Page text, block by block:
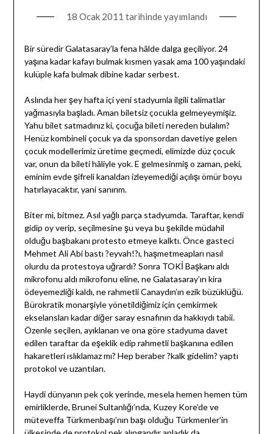
18 Ocak 2011 tarihinde yayımlandı
Bir süredir Galatasaray’la fena hâlde dalga geçiliyor. 24
yaşına kadar kafayı bulmak kısmen yasak ama 100 yaşındaki
kulüple kafa bulmak dibine kadar serbest.
Aslında her şey hafta içi yeni stadyumla ilgili talimatlar
yağmasıyla başladı. Aman biletsiz çocukla gelmeyeymişiz.
Yahu bilet satmadınız ki, çocuğa bileti nereden bulalım?
Henüz kombineli çocuk ya da sponsordan davetiye gelen
çocuk modellerimiz üretime geçmedi, elimizde düz çocuk
var, onun da bileti hâliyle yok. E gelmesinmiş o zaman, peki,
eminim evde şifreli kanaldan izleyemediği açılışı ömür boyu
hatırlayacaktır, yani sanırım.
Biter mi, bitmez. Asıl yağlı parça stadyumda. Taraftar, kendi
gidip oy verip, seçilmesine şu veya bu şekilde müdahil
olduğu başbakanı protesto etmeye kalktı. Önce gasteci
Mehmet Ali Abi bastı ?eyvah!?ı, haşmetmeapları nasıl
olurdu da protestoya uğrardı? Sonra TOKİ Başkanı aldı
mikrofonu aldı mikrofonu eline, ne Galatasaray’ın kira
ödeyemezliği kaldı, ne rahmetli Canaydın’ın ezik büzüklüğü.
Bürokratik monarşiyle yönetildiğimiz için çemkirmek
ekselansları kadar diğer saray esnafının da hakkıydı tabii.
Özenle seçilen, ayıklanan ve ona göre stadyuma davet
edilen taraftar da eşeklik edip rahmetli başkanına edilen
hakaretleri ıslıklamaz mı? Hep beraber ?kalk gidelim? yaptı
protokol ve uzantıları.
Haydi dünyanın pek çok yerinde, mesela hemen hemen tüm
emirliklerde, Brunei Sultanlığı’nda, Kuzey Kore’de ve
müteveffa Türkmenbaşı’nın başı olduğu Türkmenler’in